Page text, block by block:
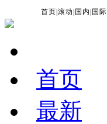
首页 |滚动 国内 国际
首页
最新